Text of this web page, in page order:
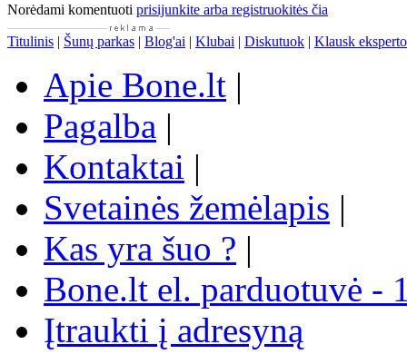
Norėdami komentuoti prisijunkite arba registruokitės čia
Titulinis | Šunų parkas | Blog'ai | Klubai | Diskutuok | Klausk eksperto
Apie Bone.lt |
Pagalba |
Kontaktai |
Svetainės žemėlapis |
Kas yra šuo ? |
Bone.lt el. parduotuvė -
Įtraukti į adresyną